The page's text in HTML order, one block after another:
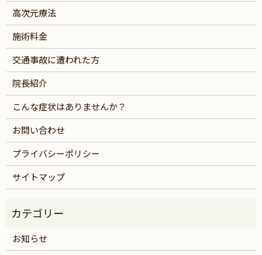
高次元療法
施術料金
交通事故に遭われた方
院長紹介
こんな症状はありませんか？
お問い合わせ
プライバシーポリシー
サイトマップ
お知らせ